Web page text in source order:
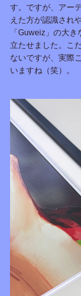
す。ですが、アー
えた方が認識され
「Guweiz」の大
立たせました。こ
ないですが、実際
いますね（笑）。